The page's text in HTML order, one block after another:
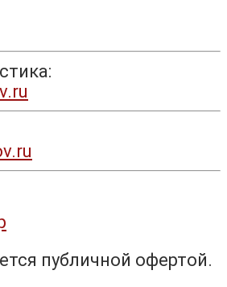
публичной офертой.